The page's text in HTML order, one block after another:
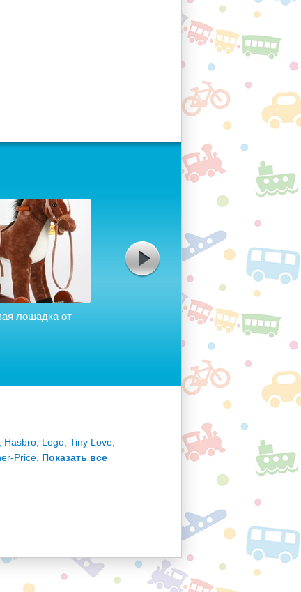
лошадка от
Игрушка для стульчика "Мышка
с сыром и крекерами"1+ 36
Hasbro Lego Tiny Love
Price Показать все